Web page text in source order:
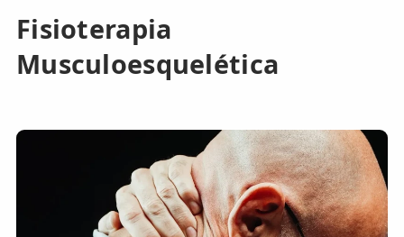
Fisioterapia
Musculoesquelética